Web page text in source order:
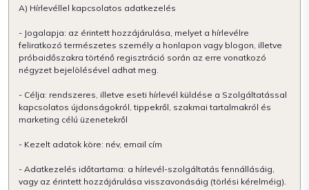
A) Hírlevéllel kapcsolatos adatkezelés
- Jogalapja: az érintett hozzájárulása, melyet a hírlevélre
feliratkozó természetes személy a honlapon vagy blogon, illetve
próbaidőszakra történő regisztráció során az erre vonatkozó
négyzet bejelölésével adhat meg.
- Célja: rendszeres, illetve eseti hírlevél küldése a Szolgáltatással
kapcsolatos újdonságokról, tippekről, szakmai tartalmakról és
marketing célú üzenetekről
- Kezelt adatok köre: név, email cím
- Adatkezelés időtartama: a hírlevél-szolgáltatás fennállásáig,
vagy az érintett hozzájárulása visszavonásáig (törlési kérelméig).